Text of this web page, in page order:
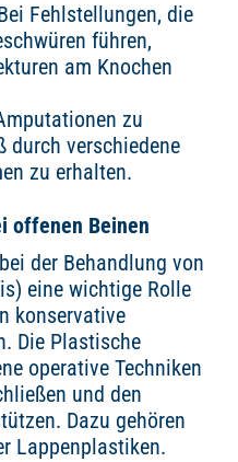
Fehlstellungen, die
führen,
am Knochen
zu
durch verschiedene
zu erhalten.
offenen Beinen
der Behandlung von
eine wichtige Rolle
konservative
Die Plastische
operative Techniken
und den
Dazu gehören
Lappenplastiken.